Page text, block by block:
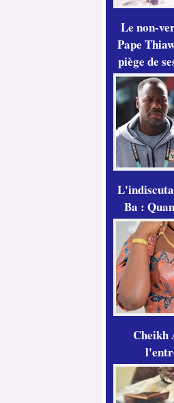
Le non-
Pape
piège de
Ba :
Cheikh